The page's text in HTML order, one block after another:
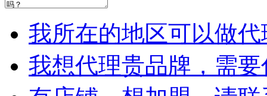
我所在的地区可以做
我想代理贵品牌，需